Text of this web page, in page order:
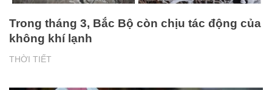
THỜI TIẾT
Trong tháng 3, Bắc Bộ còn chịu tác động của
không khí lạnh